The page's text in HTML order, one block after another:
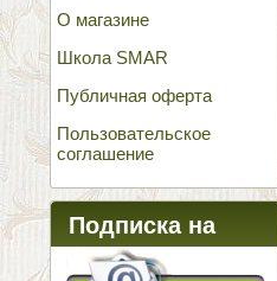
О магазине
Школа SMAR
Публичная оферта
Пользовательское
соглашение
Подписка на
новости